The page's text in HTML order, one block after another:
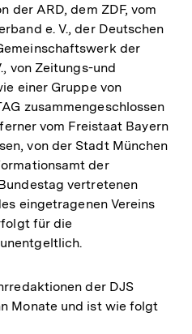
der ARD, dem ZDF, vom
e. V., der Deutschen
der
von Zeitungs-und
einer Gruppe von
zusammengeschlossen
vom Freistaat Bayern
von der Stadt München
der
vertretenen
eingetragenen Vereins
für die
der DJS
Monate und ist wie folgt